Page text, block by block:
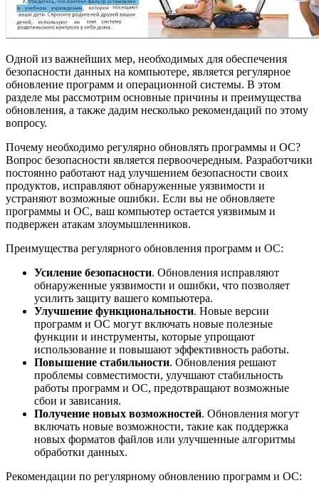
Одной из важнейших мер, необходимых для обеспечения
безопасности данных на компьютере, является регулярное
обновление программ и операционной системы. В этом
разделе мы рассмотрим основные причины и преимущества
обновления, а также дадим несколько рекомендаций по этому
вопросу.
Почему необходимо регулярно обновлять программы и ОС?
Вопрос безопасности является первоочередным. Разработчики
постоянно работают над улучшением безопасности своих
продуктов, исправляют обнаруженные уязвимости и
устраняют возможные ошибки. Если вы не обновляете
программы и ОС, ваш компьютер остается уязвимым и
подвержен атакам злоумышленников.
Преимущества регулярного обновления программ и ОС:
Усиление безопасности. Обновления исправляют
обнаруженные уязвимости и ошибки, что позволяет
усилить защиту вашего компьютера.
Улучшение функциональности. Новые версии
программ и ОС могут включать новые полезные
функции и инструменты, которые упрощают
использование и повышают эффективность работы.
Повышение стабильности. Обновления решают
проблемы совместимости, улучшают стабильность
работы программ и ОС, предотвращают возможные
сбои и зависания.
Получение новых возможностей. Обновления могут
включать новые возможности, такие как поддержка
новых форматов файлов или улучшенные алгоритмы
обработки данных.
Рекомендации по регулярному обновлению программ и ОС: